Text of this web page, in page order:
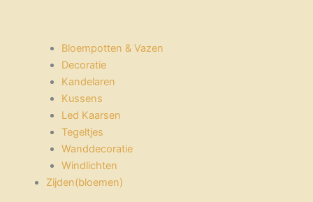
Bloempotten & Vazen
Decoratie
Kandelaren
Kussens
Led Kaarsen
Tegeltjes
Wanddecoratie
Windlichten
Zijden(bloemen)